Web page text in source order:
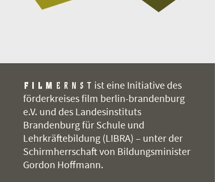
ist eine Initiative des
förderkreises film berlin-brandenburg
e.V. und des Landesinstituts
Brandenburg für Schule und
Lehrkräftebildung (LIBRA) – unter der
Schirmherrschaft von Bildungsminister
Gordon Hoffmann.